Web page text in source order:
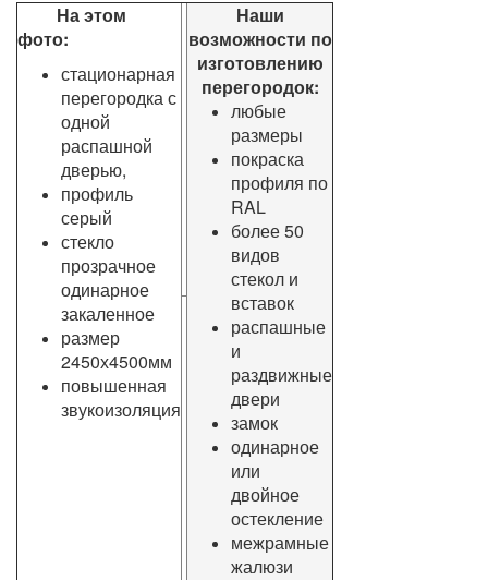
На этом
фото:
стационарная
перегородка с
одной
распашной
дверью,
профиль
серый
стекло
прозрачное
одинарное
закаленное
размер
2450х4500мм
повышенная
звукоизоляция
Наши
возможности по
изготовлению
перегородок:
любые
размеры
покраска
профиля по
RAL
более 50
видов
стекол и
вставок
распашные
и
раздвижные
двери
замок
одинарное
или
двойное
остекление
межрамные
жалюзи